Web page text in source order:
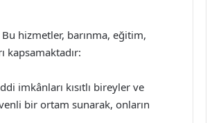
hizmetler, barınma, eğitim,
kapsamaktadır:
imkânları kısıtlı bireyler ve
bir ortam sunarak, onların